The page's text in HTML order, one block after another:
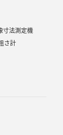
寸法測定機
さ計